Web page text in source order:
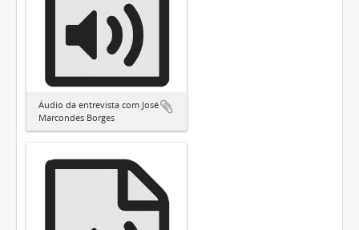
Áudio da entrevista com José
Marcondes Borges